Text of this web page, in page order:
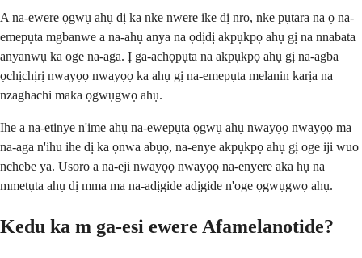
A na-ewere ọgwụ ahụ dị ka nke nwere ike dị nro, nke pụtara na ọ na-
emepụta mgbanwe a na-ahụ anya na ọdịdị akpụkpọ ahụ gị na nnabata
anyanwụ ka oge na-aga. Ị ga-achọpụta na akpụkpọ ahụ gị na-agba
ọchịchịrị nwayọọ nwayọọ ka ahụ gị na-emepụta melanin karịa na
nzaghachi maka ọgwụgwọ ahụ.
Ihe a na-etinye n'ime ahụ na-ewepụta ọgwụ ahụ nwayọọ nwayọọ ma
na-aga n'ihu ihe dị ka ọnwa abụọ, na-enye akpụkpọ ahụ gị oge iji wuo
nchebe ya. Usoro a na-eji nwayọọ nwayọọ na-enyere aka hụ na
mmetụta ahụ dị mma ma na-adịgide adịgide n'oge ọgwụgwọ ahụ.
Kedu ka m ga-esi ewere Afamelanotide?